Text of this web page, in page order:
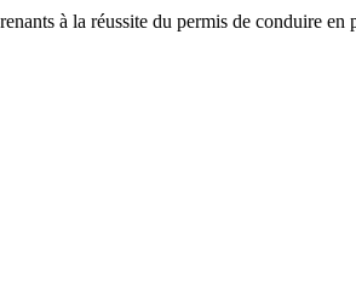
à la réussite du permis de conduire